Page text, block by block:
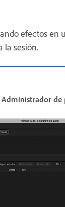
efectos en
la sesión.
Administrador de